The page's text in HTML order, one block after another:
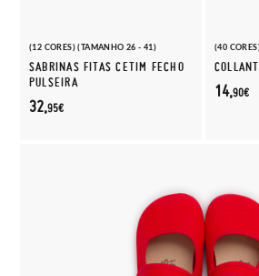
(12 CORES) (TAMANHO 26 - 41)
SABRINAS FITAS CETIM FECHO
PULSEIRA
32,95€
(40
14,90€